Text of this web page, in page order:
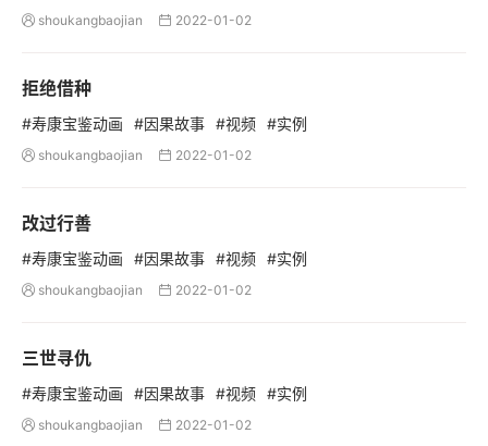
 shoukangbaojian  2022-01-02
拒绝借种
#寿康宝鉴动画 #因果故事 #视频 #实例
 shoukangbaojian  2022-01-02
改过行善
#寿康宝鉴动画 #因果故事 #视频 #实例
 shoukangbaojian  2022-01-02
三世寻仇
#寿康宝鉴动画 #因果故事 #视频 #实例
 shoukangbaojian  2022-01-02